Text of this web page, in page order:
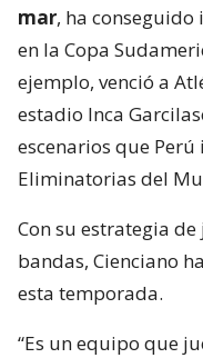
mar, ha
en la Copa
ejemplo, venció a
estadio Inca
escenarios que
Eliminatorias del
Con su estrategia
bandas, Cienciano
esta temporada.
“Es un equipo que